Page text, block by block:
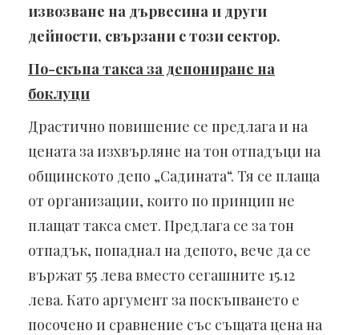
извозване на дървесина и други
дейности, свързани с този сектор.
По-скъпа такса за депониране на
боклуци
Драстично повишение се предлага и на
цената за изхвърляне на тон отпадъци на
общинското депо „Садината“. Тя се плаща
от организации, които по принцип не
плащат такса смет. Предлага се за тон
отпадък, попаднал на депото, вече да се
вържат 55 лева вместо сегашните 15.12
лева. Като аргумент за поскъпването е
посочено и сравнение със същата цена на